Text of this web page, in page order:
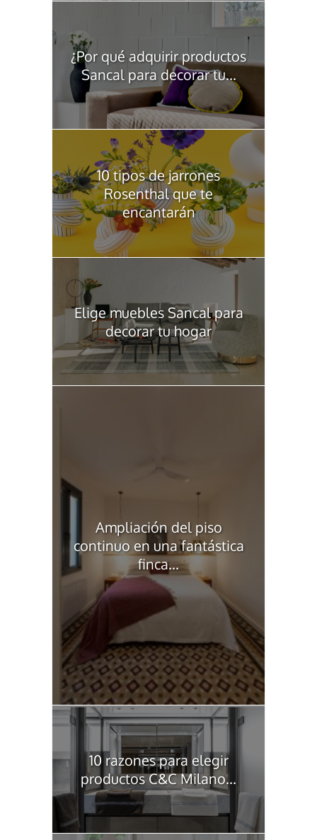
¿Por qué adquirir productos
Sancal para decorar tu...
10 tipos de jarrones
Rosenthal que te
encantarán
Elige muebles Sancal para
decorar tu hogar
Ampliación del piso
continuo en una fantástica
finca...
10 razones para elegir
productos C&C Milano...